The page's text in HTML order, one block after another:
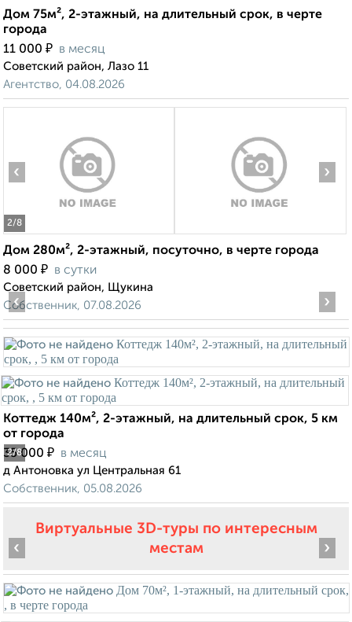
Дом 75м², 2-этажный, на длительный срок, в черте
города
11 000 ₽ в месяц
Советский район, Лазо 11
Агентство, 04.08.2026
2/8
‹ ›
Дом 280м², 2-этажный, посуточно, в черте города
8 000 ₽ в сутки
Советский район, Щукина
Собственник, 07.08.2026
2/8
‹ ›
Коттедж 140м², 2-этажный, на длительный срок, 5 км
от города
35 000 ₽ в месяц
д Антоновка ул Центральная 61
Собственник, 05.08.2026
Виртуальные 3D-туры по интересным
местам
‹ ›